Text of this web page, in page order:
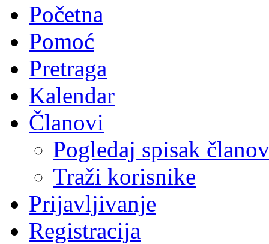
Početna
Pomoć
Pretraga
Kalendar
Članovi
Pogledaj spisak
Traži korisnike
Prijavljivanje
Registracija